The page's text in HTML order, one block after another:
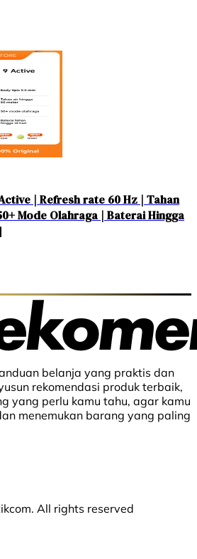
| Refresh rate 60 Hz | Tahan
Mode Olahraga | Baterai Hingga
belanja yang praktis dan
rekomendasi produk terbaik,
yang perlu kamu tahu, agar kamu
menemukan barang yang paling
All rights reserved